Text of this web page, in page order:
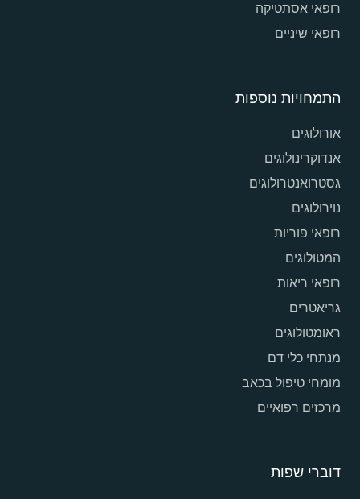
רופאי אסתטיקה
רופאי שיניים
התמחויות נוספות
אורולוגים
אנדוקרינולוגים
גסטרואנטרולוגים
נוירולוגים
רופאי פוריות
המטולוגים
רופאי ריאות
גריאטרים
ראומטולוגים
מנתחי כלי דם
מומחי טיפול בכאב
מרכזים רפואיים
דוברי שפות